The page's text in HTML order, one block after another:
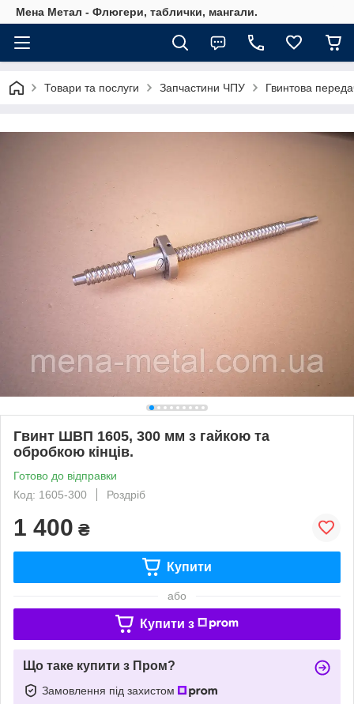
Мена Метал - Флюгери, таблички, мангали.
Товари та послуги Запчастини ЧПУ Гвинтова
Гвинт ШВП 1605, 300 мм з гайкою та
обробкою кінців.
Готово до відправки
Код: 1605-300
Роздріб
1 400 ₴
Купити
або
Купити з
Що таке купити з Пром?
Замовлення під захистом